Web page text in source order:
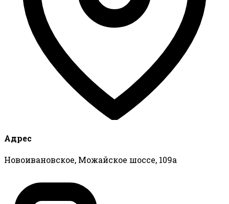
Адрес
Новоивановское, Можайское шоссе, 109а